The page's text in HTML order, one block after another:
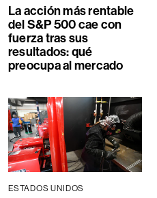
La acción más rentable
del S&P 500 cae con
fuerza tras sus
resultados: qué
preocupa al mercado
ESTADOS UNIDOS